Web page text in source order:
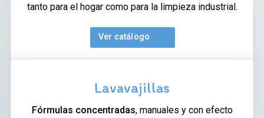
tanto para el hogar como para la limpieza industrial.
Ver catálogo
Lavavajillas
Fórmulas concentradas, manuales y con efecto